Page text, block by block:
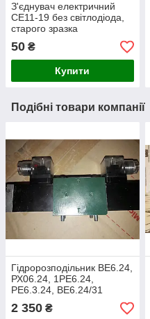
З'єднувач електричний
СЕ11-19 без світлодіода,
старого зразка
50 ₴
Купити
Подібні товари компанії
Гідророзподільник ВЕ6.24,
РХ06.24, 1РЕ6.24,
РЕ6.3.24, ВЕ6.24/31
2 350 ₴